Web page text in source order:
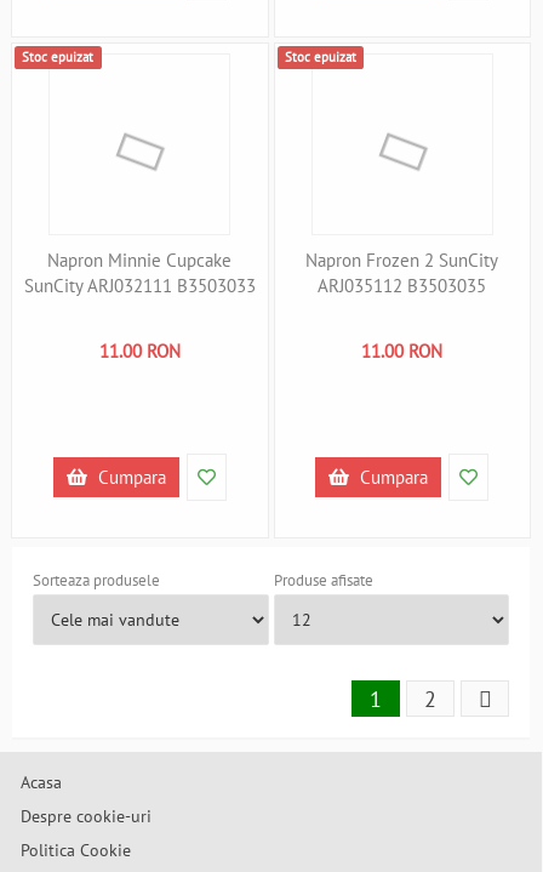
Stoc epuizat
Napron Minnie Cupcake
SunCity ARJ032111 B3503033
11.00 RON
Cumpara
Stoc epuizat
Napron Frozen 2 SunCity
ARJ035112 B3503035
11.00 RON
Cumpara
Sorteaza produsele Produse afisate
1 2
Acasa
Despre cookie-uri
Politica Cookie